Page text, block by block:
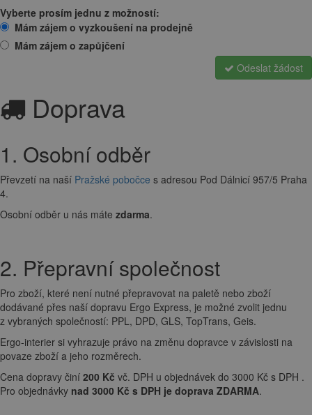
Vyberte prosím jednu z možností:
Mám zájem o vyzkoušení na prodejně
Mám zájem o zapůjčení
Odeslat žádost
Doprava
1. Osobní odběr
Převzetí na naší Pražské pobočce s adresou Pod Dálnicí 957/5 Praha
4.
Osobní odběr u nás máte zdarma.
2. Přepravní společnost
Pro zboží, které není nutné přepravovat na paletě nebo zboží
dodávané přes naší dopravu Ergo Express, je možné zvolit jednu
z vybraných společností: PPL, DPD, GLS, TopTrans, Geis.
Ergo-interier si vyhrazuje právo na změnu dopravce v závislosti na
povaze zboží a jeho rozměrech.
Cena dopravy činí 200 Kč vč. DPH u objednávek do 3000 Kč s DPH .
Pro objednávky nad 3000 Kč s DPH je doprava ZDARMA.